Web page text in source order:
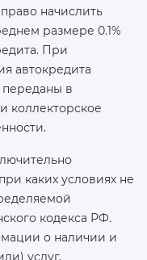
начислить
размере 0.1%
При
автокредита
в
коллекторское
каких условиях не
кодекса РФ.
о наличии и
услуг,